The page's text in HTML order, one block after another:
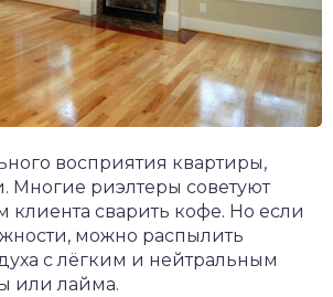
восприятия квартиры,
Многие риэлтеры советуют
клиента сварить кофе. Но если
можно распылить
с лёгким и нейтральным
или лайма.